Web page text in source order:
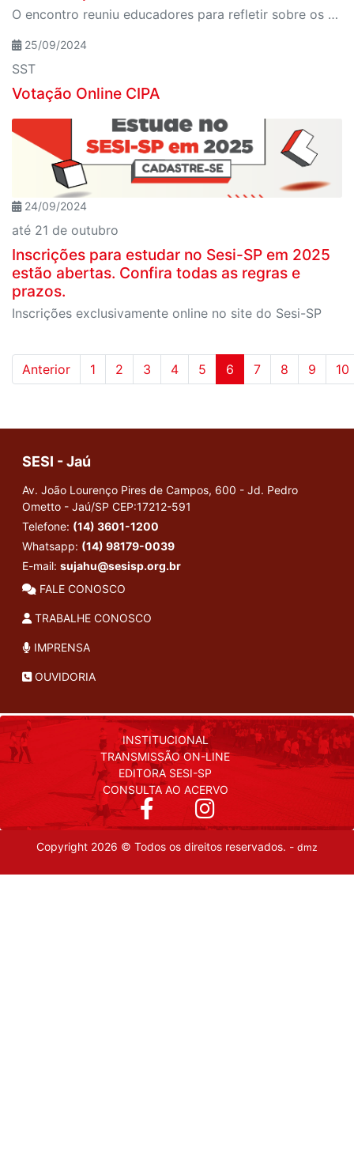
O encontro reuniu educadores para refletir sobre os desafios e as transformações da educação em tempos de inovação tecnológica
25/09/2024
SST
Votação Online CIPA
24/09/2024
até 21 de outubro
Inscrições para estudar no Sesi-SP em 2025
estão abertas. Confira todas as regras e
prazos.
Inscrições exclusivamente online no site do Sesi-SP
Anterior 1 2 3 4 5 6 7 8 9 10
SESI - Jaú
Av. João Lourenço Pires de Campos, 600 - Jd. Pedro
Ometto - Jaú/SP CEP:17212-591
Telefone: (14) 3601-1200
Whatsapp: (14) 98179-0039
E-mail: sujahu@sesisp.org.br
FALE CONOSCO
TRABALHE CONOSCO
IMPRENSA
OUVIDORIA
INSTITUCIONAL
TRANSMISSÃO ON-LINE
EDITORA SESI-SP
CONSULTA AO ACERVO
Copyright 2026 © Todos os direitos reservados. - dmz